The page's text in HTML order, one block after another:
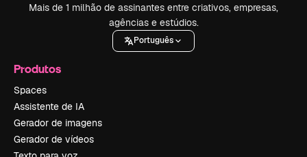
Mais de 1 milhão de assinantes entre criativos, empresas,
agências e estúdios.
Português
Produtos
Spaces
Assistente de IA
Gerador de imagens
Gerador de vídeos